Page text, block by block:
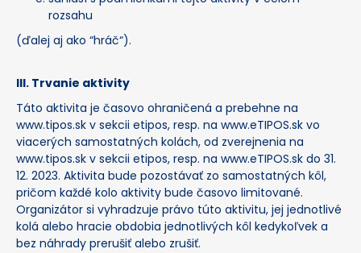
rozsahu
(ďalej aj ako “hráč“).
III. Trvanie aktivity
Táto aktivita je časovo ohraničená a prebehne na
www.tipos.sk v sekcii etipos, resp. na www.eTIPOS.sk vo
viacerých samostatných kolách, od zverejnenia na
www.tipos.sk v sekcii etipos, resp. na www.eTIPOS.sk do 31.
12. 2023. Aktivita bude pozostávať zo samostatných kôl,
pričom každé kolo aktivity bude časovo limitované.
Organizátor si vyhradzuje právo túto aktivitu, jej jednotlivé
kolá alebo hracie obdobia jednotlivých kôl kedykoľvek a
bez náhrady prerušiť alebo zrušiť.